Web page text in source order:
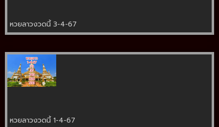
หวยลาวงวดนี้ 3-4-67
หวยลาวงวดนี้ 1-4-67